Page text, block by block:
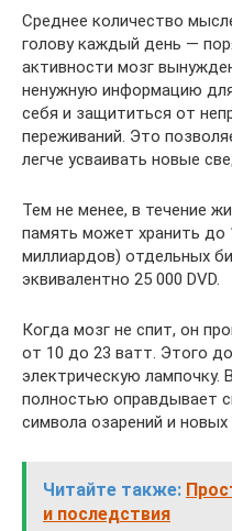
Среднее количество
голову каждый день —
активности мозг
ненужную информацию
себя и защититься от
переживаний. Это
легче усваивать новые
Тем не менее, в течение
память может хранить до
миллиардов) отдельных
эквивалентно 25 000 DVD.
Когда мозг не спит, он
от 10 до 23 ватт. Этого
электрическую лампочку.
полностью оправдывает
символа озарений и новых
Читайте также:
и последствия